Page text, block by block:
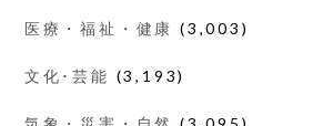
医療・福祉・健康 (3,003)
文化･芸能 (3,193)